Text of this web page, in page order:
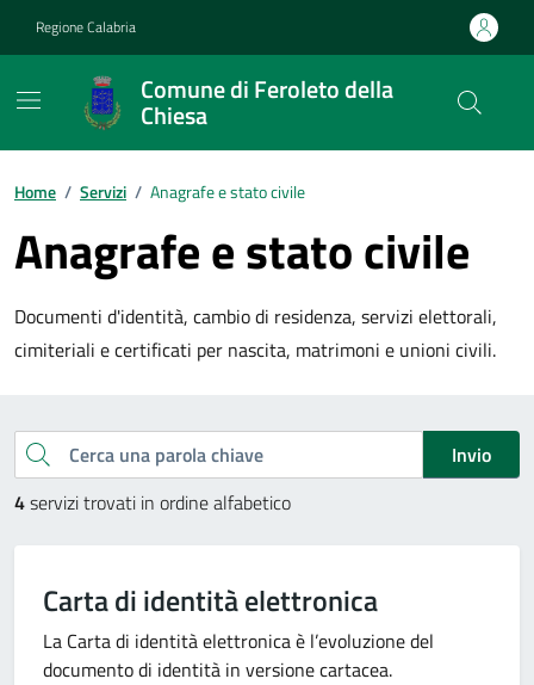
Regione Calabria
Comune di Feroleto della
Chiesa
Home / Servizi / Anagrafe e stato civile
Anagrafe e stato civile
Documenti d'identità, cambio di residenza, servizi elettorali,
cimiteriali e certificati per nascita, matrimoni e unioni civili.
Esplora tutti i servizi
Cerca una parola chiave
Invio
4servizi trovati in ordine alfabetico
Carta di identità elettronica
La Carta di identità elettronica è l’evoluzione del
documento di identità in versione cartacea.